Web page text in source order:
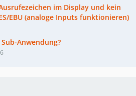
im Display und kein
EBU (analoge Inputs funktionieren)
Anwendung?